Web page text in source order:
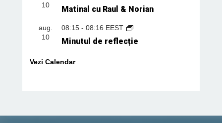
10
Matinal cu Raul & Norian
aug.
10
08:15- 08:16 EEST
Minutul de reflecție
Vezi Calendar